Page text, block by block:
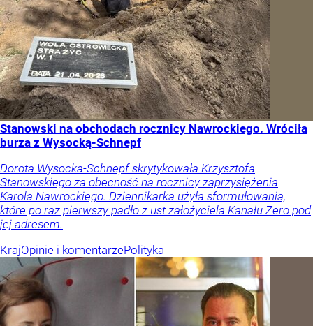
Stanowski na obchodach rocznicy Nawrockiego. Wróciła
burza z Wysocką-Schnepf
Dorota Wysocka-Schnepf skrytykowała Krzysztofa
Stanowskiego za obecność na rocznicy zaprzysiężenia
Karola Nawrockiego. Dziennikarka użyła sformułowania,
które po raz pierwszy padło z ust założyciela Kanału Zero pod
jej adresem.
KrajOpinie i komentarzePolityka